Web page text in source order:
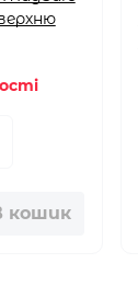
кошик